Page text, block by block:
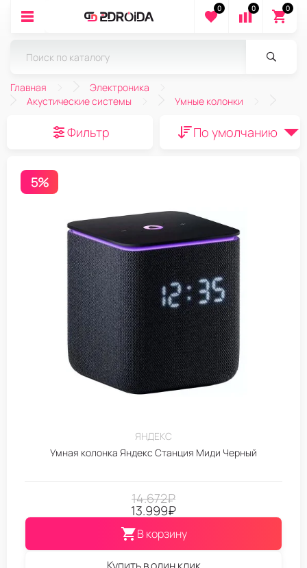
0 0 0
Главная
Электроника
Акустические системы
Умные колонки
Фильтр По умолчанию
5%
ЯНДЕКС
Умная колонка Яндекс Станция Миди Черный
14.672₽
13.999₽
В корзину